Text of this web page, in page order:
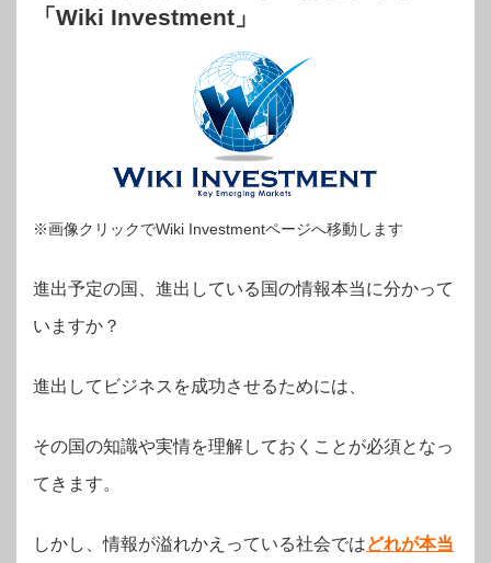
「Wiki Investment」
※画像クリックでWiki Investmentページへ移動します
進出予定の国、進出している国の情報本当に分かって
いますか？
進出してビジネスを成功させるためには、
その国の知識や実情を理解しておくことが必須となっ
てきます。
しかし、情報が溢れかえっている社会ではどれが本当